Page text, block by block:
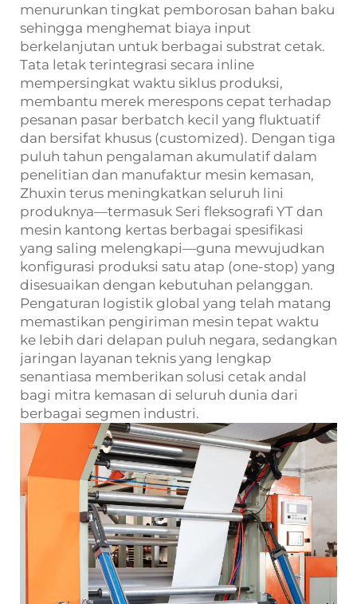
menurunkan tingkat pemborosan bahan baku
sehingga menghemat biaya input
berkelanjutan untuk berbagai substrat cetak.
Tata letak terintegrasi secara inline
mempersingkat waktu siklus produksi,
membantu merek merespons cepat terhadap
pesanan pasar berbatch kecil yang fluktuatif
dan bersifat khusus (customized). Dengan tiga
puluh tahun pengalaman akumulatif dalam
penelitian dan manufaktur mesin kemasan,
Zhuxin terus meningkatkan seluruh lini
produknya—termasuk Seri fleksografi YT dan
mesin kantong kertas berbagai spesifikasi
yang saling melengkapi—guna mewujudkan
konfigurasi produksi satu atap (one-stop) yang
disesuaikan dengan kebutuhan pelanggan.
Pengaturan logistik global yang telah matang
memastikan pengiriman mesin tepat waktu
ke lebih dari delapan puluh negara, sedangkan
jaringan layanan teknis yang lengkap
senantiasa memberikan solusi cetak andal
bagi mitra kemasan di seluruh dunia dari
berbagai segmen industri.